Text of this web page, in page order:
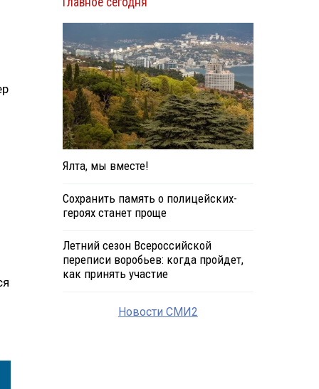
Ялта, мы вместе!
Сохранить память о полицейских-
героях станет проще
Летний сезон Всероссийской
переписи воробьев: когда пройдет,
как принять участие
Новости СМИ2